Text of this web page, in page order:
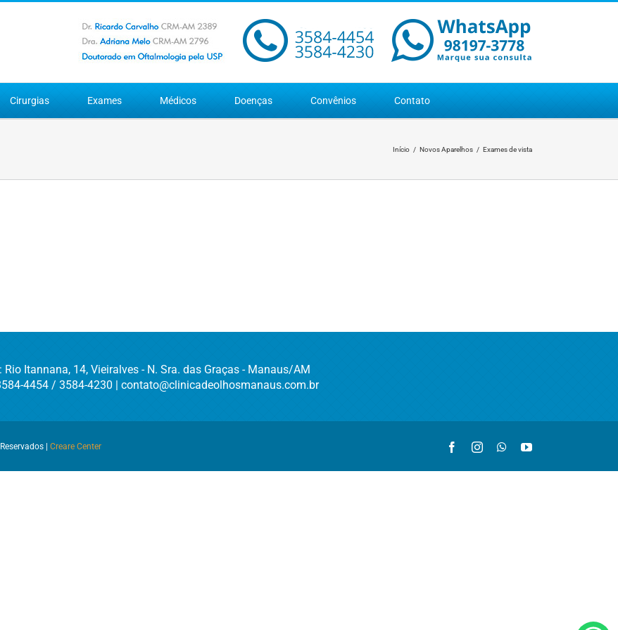
Cirurgias Exames Médicos Doenças Convênios Contato
Início Novos Aparelhos Exames de vista
Rio Itannana, 14, Vieiralves - N. Sra. das Graças - Manaus/AM
4454 / 3584-4230 | contato@clinicadeolhosmanaus.com.br
| Creare Center FacebookInstagramWhatsAppYouTube